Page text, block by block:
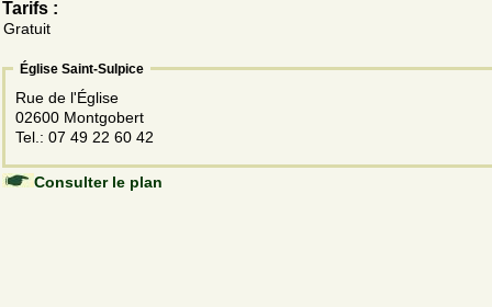
Tarifs :
Gratuit
Église Saint-Sulpice
Rue de l'Église
02600 Montgobert
Tel.: 07 49 22 60 42
Consulter le plan